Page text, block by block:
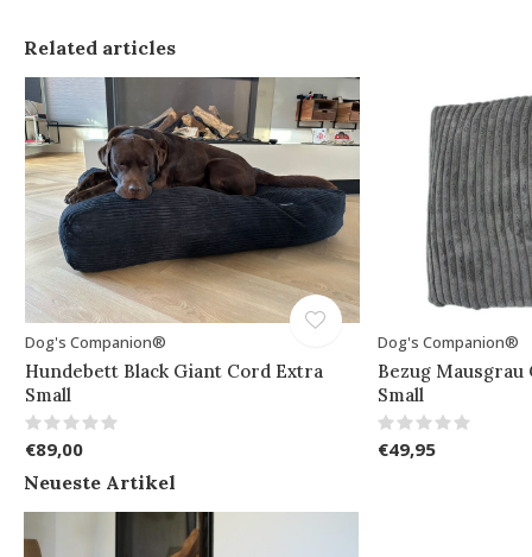
Related articles
Dog's Companion®
Hundebett Black Giant Cord Extra
Small
€89,00
Dog's Companion®
Bezug
Small
€49,95
Neueste Artikel